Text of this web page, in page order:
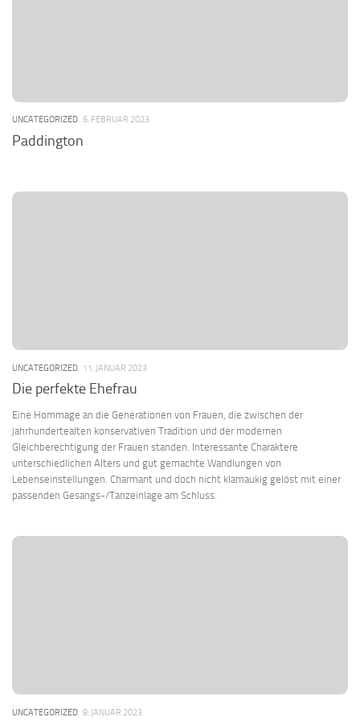
UNCATEGORIZED 6. FEBRUAR 2023
Paddington
UNCATEGORIZED 11. JANUAR 2023
Die perfekte Ehefrau
Eine Hommage an die Generationen von Frauen, die zwischen der
jahrhundertealten konservativen Tradition und der modernen
Gleichberechtigung der Frauen standen. Interessante Charaktere
unterschiedlichen Alters und gut gemachte Wandlungen von
Lebenseinstellungen. Charmant und doch nicht klamaukig gelöst mit einer
passenden Gesangs-/Tanzeinlage am Schluss.
UNCATEGORIZED 8. JANUAR 2023